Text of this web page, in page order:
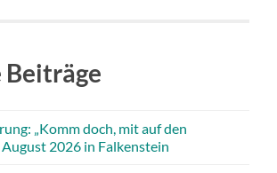
„Komm doch, mit auf den
2026 in Falkenstein